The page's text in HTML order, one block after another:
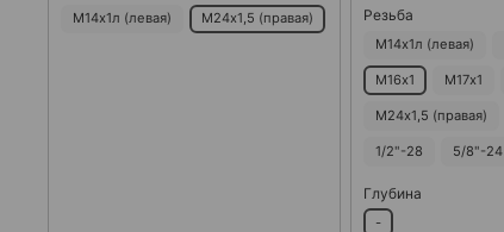
М14х1л (левая) М24х1,5 (правая) Резьба
М14х1л (левая)
М16х1 М17х1
М24х1,5 (правая)
1/2"-28 5/8"-24
Глубина
-